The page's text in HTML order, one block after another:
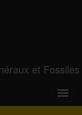
et Fossiles